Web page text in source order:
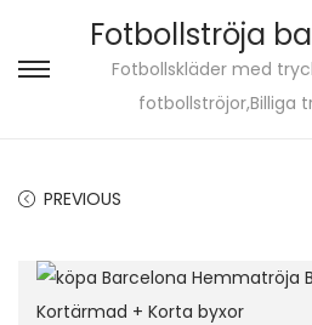
k
n
k
c
Fotbollströja
Fotbollskläder med
fotbollströjor,Billiga
PREVIOUS